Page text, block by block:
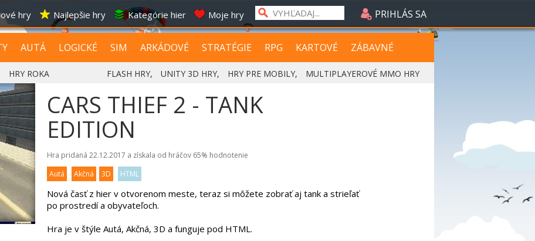
hry Najlepšie hry Kategórie hier Moje hry PRIHLÁS SA
AUTÁ LOGICKÉ SIM ARKÁDOVÉ STRATÉGIE RPG KARTOVÉ ZÁBAVNÉ
HRY ROKA FLASH HRY, UNITY 3D HRY, HRY PRE MOBILY, MULTIPLAYEROVÉ MMO HRY
CARS THIEF 2 - TANK
EDITION
Hra pridaná 22.12.2017 a získala od hráčov 65% hodnotenie
Autá
Akčná 3D HTML
Nová časť z hier v otvorenom meste, teraz si môžete zobrať aj tank a strieľať
po prostredí a obyvateľoch.
Hra je v štýle Autá, Akčná, 3D a funguje pod HTML.